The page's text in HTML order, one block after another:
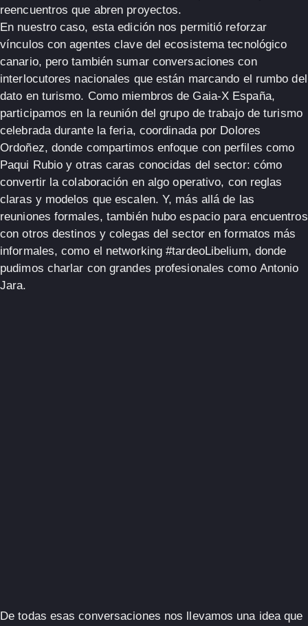
reencuentros que abren proyectos.
En nuestro caso, esta edición nos permitió reforzar
vínculos con agentes clave del ecosistema tecnológico
canario, pero también sumar conversaciones con
interlocutores nacionales que están marcando el rumbo del
dato en turismo. Como miembros de Gaia-X España,
participamos en la reunión delgrupo de trabajo de turismo
celebrada durante la feria, coordinada por Dolores
Ordoñez, donde compartimos enfoque con perfiles como
Paqui Rubio y otras caras conocidas del sector: cómo
convertir la colaboración en algo operativo, con reglas
claras y modelos que escalen. Y, más allá de las
reuniones formales, también hubo espacio para encuentros
con otros destinos y colegas del sector en formatos más
informales, como el networking#tardeoLibelium, donde
pudimos charlar con grandes profesionales como Antonio
Jara.
De todas esas conversaciones nos llevamos una idea que